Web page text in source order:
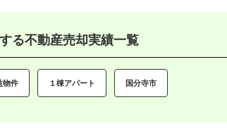
る不動産売却実績一覧
物件 １棟アパート 国分寺市